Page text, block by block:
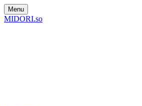
Menu
MIDORI.so